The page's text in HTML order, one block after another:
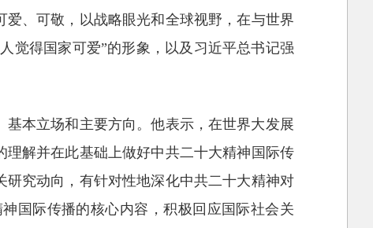
、可敬，以战略眼光和全球视野，在与世界
觉得国家可爱”的形象，以及习近平总书记强
本立场和主要方向。他表示，在世界大发展
解并在此基础上做好中共二十大精神国际传
究动向，有针对性地深化中共二十大精神对
国际传播的核心内容，积极回应国际社会关